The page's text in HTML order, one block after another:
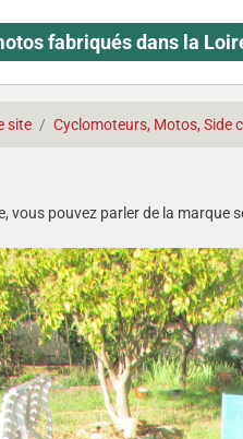
fabriqués dans la
site Cyclomoteurs, Motos, Side
vous pouvez parler de la